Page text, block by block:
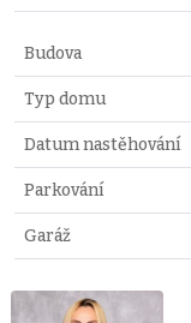
Budova
Typ domu
Datum nastěhování
Parkování
Garáž